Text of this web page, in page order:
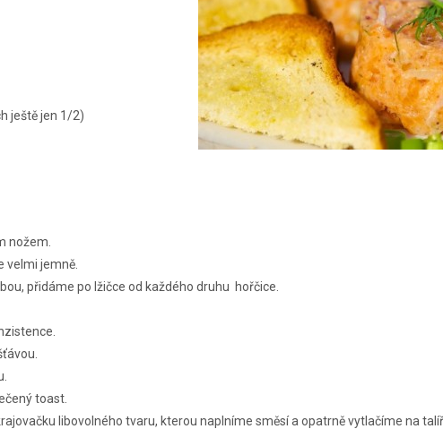
ještě jen 1/2)
nožem.
velmi jemně.
přidáme po lžičce od každého druhu hořčice.
toast.
libovolného tvaru, kterou naplníme směsí a opatrně vytlačíme na talíř.